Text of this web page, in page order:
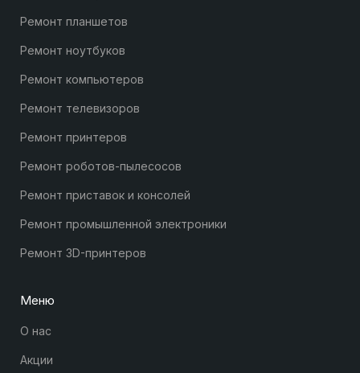
Ремонт планшетов
Ремонт ноутбуков
Ремонт компьютеров
Ремонт телевизоров
Ремонт принтеров
Ремонт роботов-пылесосов
Ремонт приставок и консолей
Ремонт промышленной электроники
Ремонт 3D-принтеров
Меню
О нас
Акции